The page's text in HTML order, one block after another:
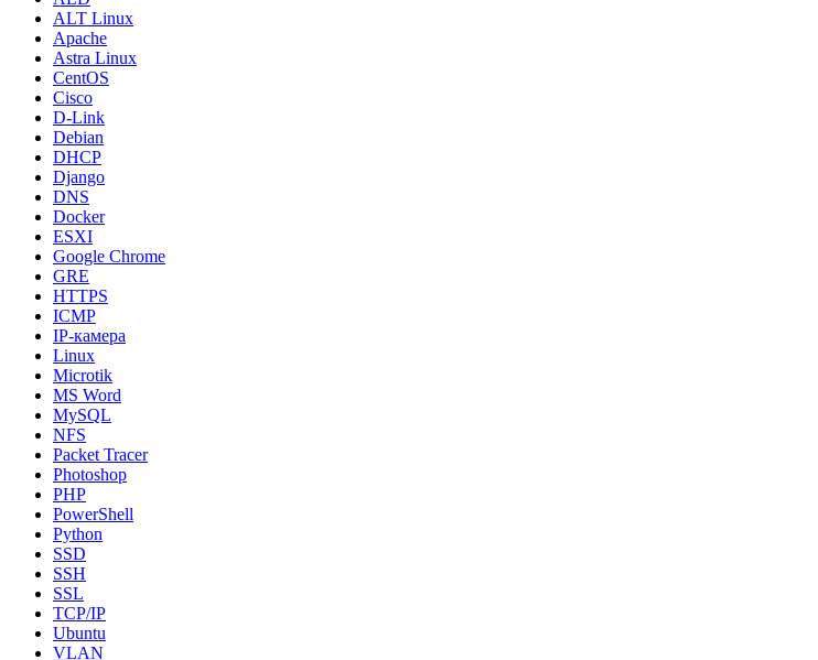
ALT Linux
Apache
Astra Linux
CentOS
Cisco
D-Link
Debian
DHCP
Django
DNS
Docker
ESXI
Google Chrome
GRE
HTTPS
ICMP
IP-камера
Linux
Microtik
MS Word
MySQL
NFS
Packet Tracer
Photoshop
PHP
PowerShell
Python
SSD
SSH
SSL
TCP/IP
Ubuntu
VLAN